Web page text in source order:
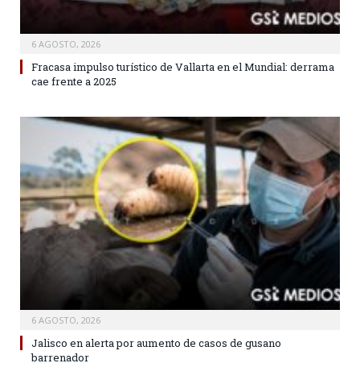
6 AGOSTO, 2026
Fracasa impulso turístico de Vallarta en el Mundial: derrama
cae frente a 2025
6 AGOSTO, 2026
Jalisco en alerta por aumento de casos de gusano
barrenador